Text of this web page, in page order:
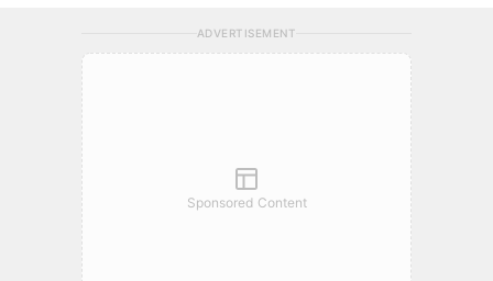
ADVERTISEMENT
Sponsored Content